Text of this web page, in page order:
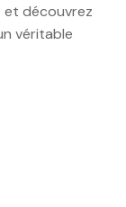
et découvrez
véritable